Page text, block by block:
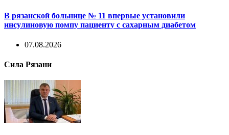
В рязанской больнице № 11 впервые установили
инсулиновую помпу пациенту с сахарным диабетом
07.08.2026
Сила Рязани